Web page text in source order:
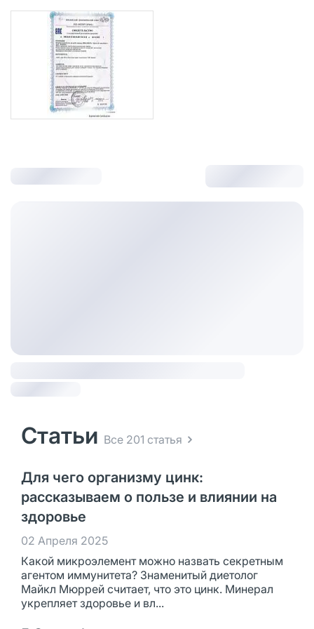
Статьи Все 201 статья
Для чего организму цинк:
рассказываем о пользе и влиянии на
здоровье
02 Апреля 2025
Какой микроэлемент можно назвать секретным
агентом иммунитета? Знаменитый диетолог
Майкл Мюррей считает, что это цинк. Минерал
укрепляет здоровье и вл...